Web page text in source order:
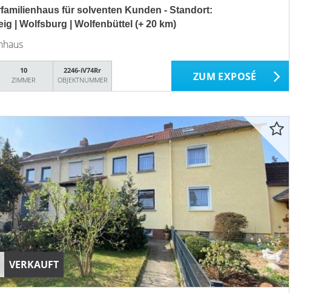
für solventen Kunden - Standort:
| Wolfsburg | Wolfenbüttel (+ 20 km)
10
ZIMMER
2246-iV74Rr
OBJEKTNUMMER
ZUM EXPOSÉ
VERKAUFT